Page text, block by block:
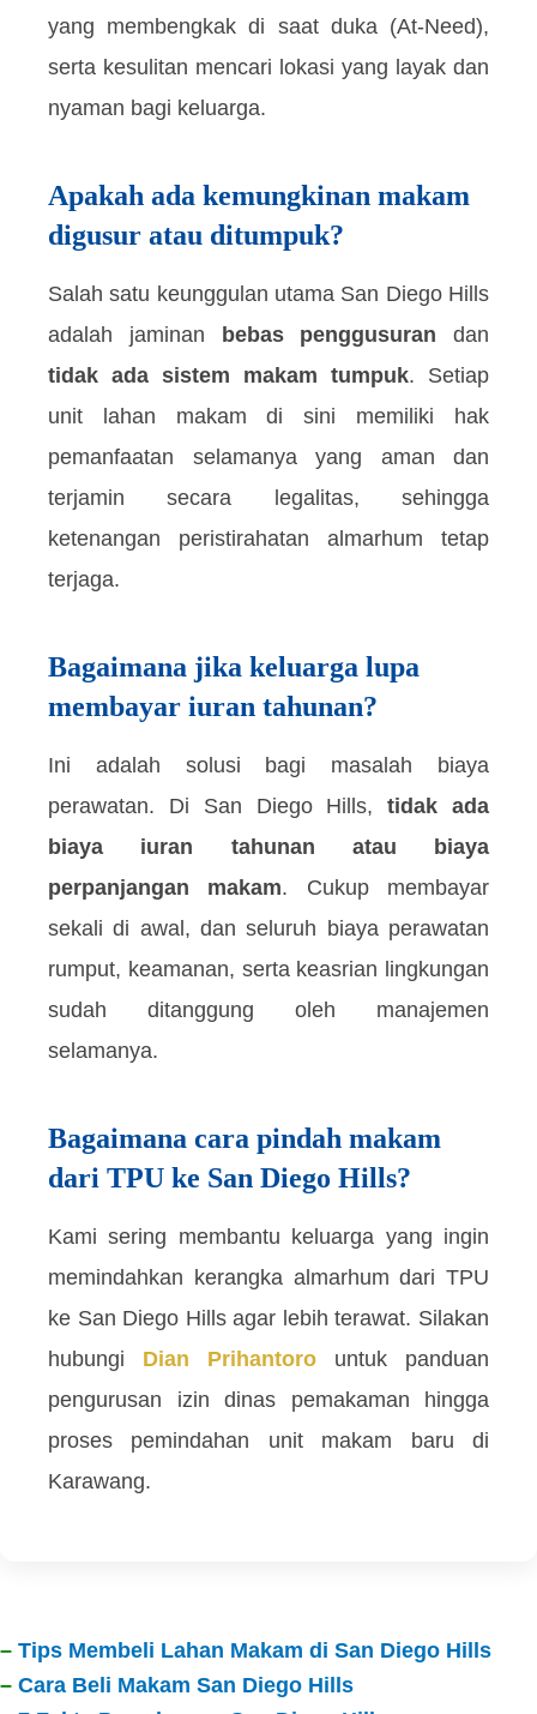
yang membengkak di saat duka (At-Need),
serta kesulitan mencari lokasi yang layak dan
nyaman bagi keluarga.
Apakah ada kemungkinan makam
digusur atau ditumpuk?
Salah satu keunggulan utama San Diego Hills
adalah jaminan
bebas penggusuran dan
tidak ada sistem makam tumpuk. Setiap
unit lahan makam di sini memiliki hak
pemanfaatan selamanya yang aman dan
terjamin secara legalitas, sehingga
ketenangan peristirahatan almarhum tetap
terjaga.
Bagaimana jika keluarga lupa
membayar iuran tahunan?
Ini adalah solusi bagi masalah biaya
perawatan. Di San Diego Hills,tidak ada
biaya iuran tahunan atau biaya
perpanjangan makam. Cukup membayar
sekali di awal, dan seluruh biaya perawatan
rumput, keamanan, serta keasrian lingkungan
sudah ditanggung oleh manajemen
selamanya.
Bagaimana cara pindah makam
dari TPU ke San Diego Hills?
Kami sering membantu keluarga yang ingin
memindahkan kerangka almarhum dari TPU
ke San Diego Hills agar lebih terawat. Silakan
hubungi Dian Prihantoro untuk panduan
pengurusan izin dinas pemakaman hingga
proses pemindahan unit makam baru di
Karawang.
– Tips Membeli Lahan Makam di San Diego Hills
– Cara Beli Makam San Diego Hills